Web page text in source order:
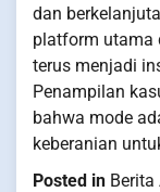
dan
platform utama
terus menjadi
Penampilan
bahwa mode
keberanian
Posted in Berita